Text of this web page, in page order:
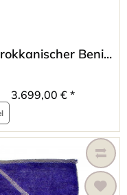
Beni...
3.699,00 € *